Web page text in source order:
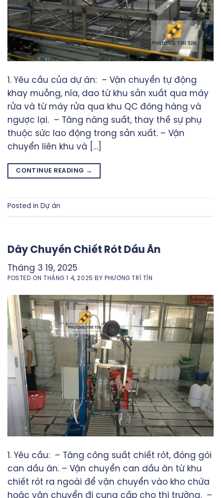
1. Yêu cầu của dự án: – Vận chuyển tự động
khay muỗng, nĩa, dao từ khu sản xuất qua máy
rửa và từ máy rửa qua khu QC đóng hàng và
ngược lại. – Tăng năng suất, thay thế sự phụ
thuộc sức lao động trong sản xuất. – Vận
chuyển liên khu và […]
CONTINUE READING →
Posted in Dự án
Dây Chuyền Chiết Rót Dầu Ăn
Tháng 3 19, 2025
POSTED ON THÁNG 1 4, 2025 BY PHƯƠNG TRÍ TÍN
1. Yêu cầu: – Tăng công suất chiết rót, đóng gói
can dầu ăn. – Vận chuyển can dầu ăn từ khu
chiết rót ra ngoài để vận chuyển vào kho chứa
hoặc vận chuyển đi cung cấp cho thị trường. –